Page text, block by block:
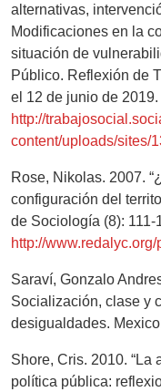
alternativas,
Modificaciones en la
situación de
Público. Reflexión de
el 12 de junio de 2019.
http://
content/uploads/sites/
Rose, Nikolas. 2007.
configuración del
de Sociología (8):
http://
Saraví, Gonzalo
Socialización, clase y
desigualdades.
Shore, Cris. 2010. “La
política pública: